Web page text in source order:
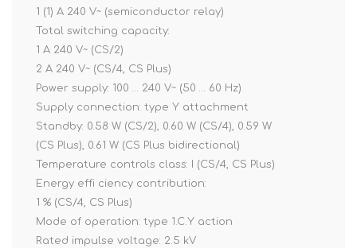
1 (1) A 240 V~ (semiconductor relay)
Total switching capacity:
1 A 240 V~ (CS/2)
2 A 240 V~ (CS/4, CS Plus)
Power supply: 100 … 240 V~ (50 … 60 Hz)
Supply connection: type Y attachment
Standby: 0.58 W (CS/2), 0.60 W (CS/4), 0.59 W
(CS Plus), 0.61 W (CS Plus bidirectional)
Temperature controls class: I (CS/4, CS Plus)
Energy effi ciency contribution:
1 % (CS/4, CS Plus)
Mode of operation: type 1.C.Y action
Rated impulse voltage: 2.5 kV